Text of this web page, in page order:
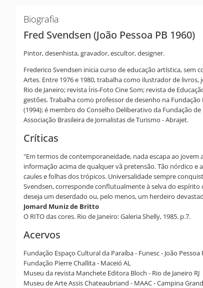
Biografia
Fred Svendsen (João Pessoa PB 1960)
Pintor, desenhista, gravador, escultor, designer.
Frederico Svendsen inicia curso de educação artística,
Artes. Entre 1976 e 1980, trabalha como ilustrador de
Rio de Janeiro; revista Íris-Foto Cine Som; revista de
gestões. Trabalha como professor de desenho na
(1994); é membro do Conselho Deliberativo da Fundação
Associação Brasileira de Jornalistas de Turismo - Abrajet.
Críticas
"Em termos de contemporaneidade, nada escapa ao
informação acima de qualquer vã pretensão. Tão nórdico
caules e folhas dos trópicos. Universalidade sempre
Svendsen, corresponde conflutualmente à selva do espírito
deseja um deserdado ou, pelo menos, um herdeiro
Jomard Muniz de Britto
O RITO das cores. Rio de Janeiro: Galeria Shelly, 1985. p.7.
Acervos
Fundação Espaço Cultural da Paraíba - Funesc - João Pessoa
Fundação Pierre Challita - Maceió AL
Museu da revista Manchete Editora Bloch - Rio de Janeiro RJ
Museu de Arte Assis Chateaubriand - MAAC - Campina